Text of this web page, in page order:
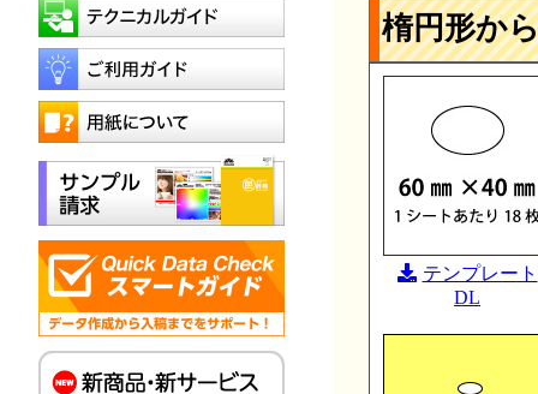
楕円形か
テンプレート
DL